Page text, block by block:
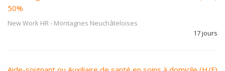
50%
New Work HR- Montagnes Neuchâteloises
17 jours